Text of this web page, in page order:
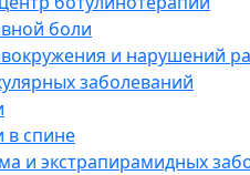
боли
и нарушений
заболеваний
в спине
и экстрапирамидных